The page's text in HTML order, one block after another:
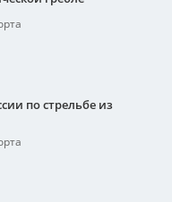
по стрельбе из